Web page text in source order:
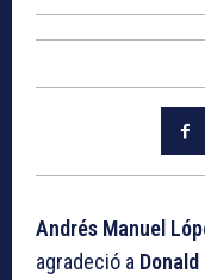
Andrés Manuel
agradeció a Donald